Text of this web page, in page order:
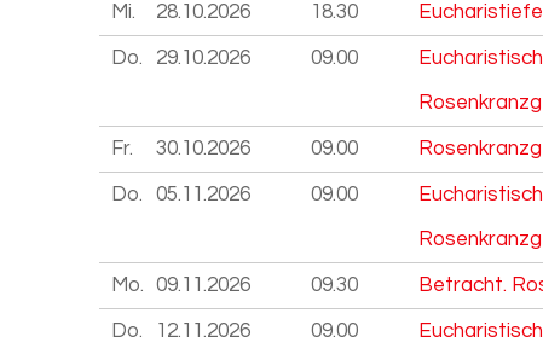
Mi. 28.10.2026 18.30
Do. 29.10.2026 09.00
Fr. 30.10.2026 09.00
Do. 05.11.2026 09.00
Mo. 09.11.2026 09.30 Betracht.
Do. 12.11.2026 09.00